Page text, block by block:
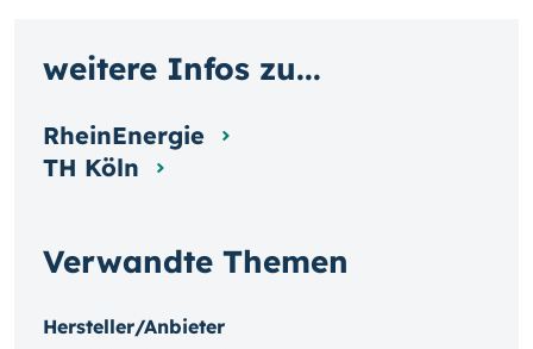
Verwandte Themen
Hersteller/Anbieter
weitere Infos zu...
RheinEnergie
TH Köln